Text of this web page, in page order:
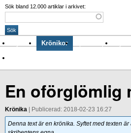
Sök bland 12.000 artiklar i arkivet:
Nyheter Krönikor Sport & spel
En oförglömlig
Krönika | Publicerad: 2018-02-23 16:27
Denna text är en krönika. Syftet med texten